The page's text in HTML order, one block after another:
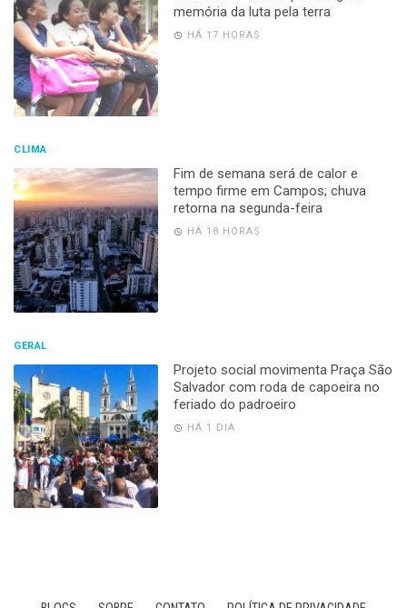
memória da luta pela terra
HÁ 17 HORAS
CLIMA
Fim de semana será de calor e
tempo firme em Campos; chuva
retorna na segunda-feira
HÁ 18 HORAS
GERAL
Projeto social movimenta Praça São
Salvador com roda de capoeira no
feriado do padroeiro
HÁ 1 DIA